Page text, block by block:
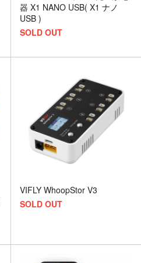
器 X1 NANO USB( X1 ナノ
USB )
SOLD OUT
VIFLY WhoopStor V3
SOLD OUT